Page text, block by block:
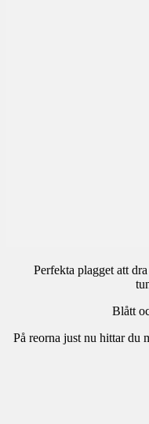
Perfekta plagget att
Blått
På reorna just nu hittar du